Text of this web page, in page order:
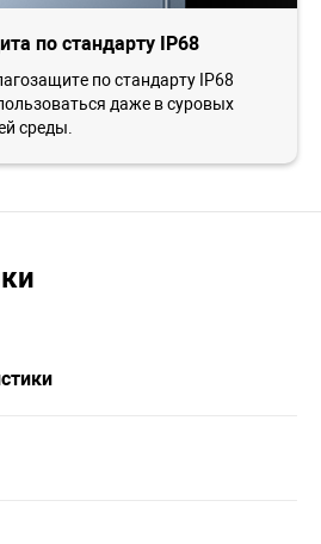
по стандарту IP68
по стандарту IP68
даже в суровых
среды.